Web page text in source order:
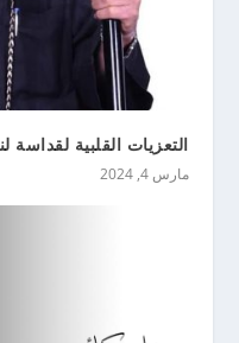
التعزيات القلبية لقداسة
مارس 4, 2024